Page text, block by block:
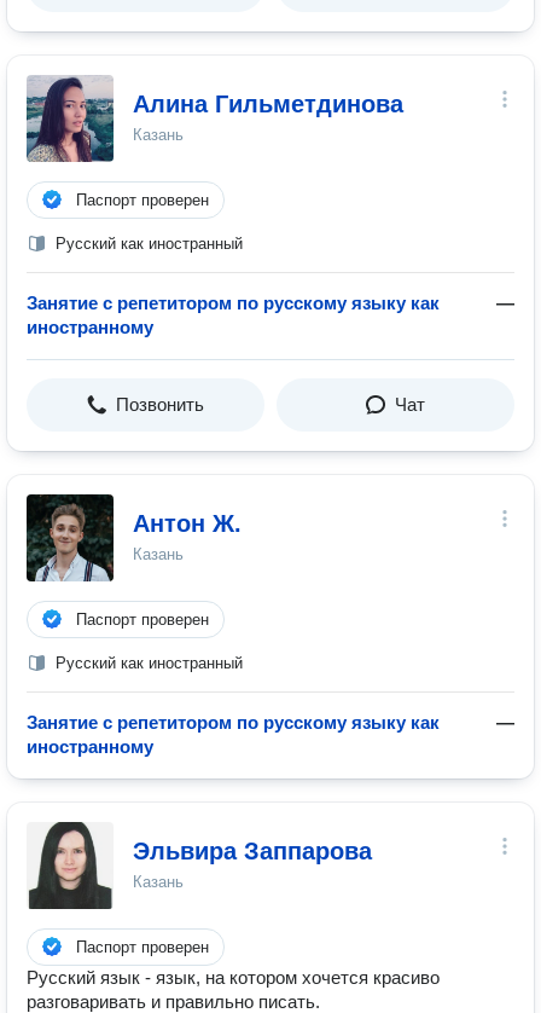
Алина Гильметдинова
Казань
Паспорт проверен
Русский как иностранный
Занятие с репетитором по русскому языку как
иностранному
—
Позвонить Чат
Антон Ж.
Казань
Паспорт проверен
Русский как иностранный
Занятие с репетитором по русскому языку как
иностранному
—
Эльвира Заппарова
Казань
Паспорт проверен
Русский язык - язык, на котором хочется красиво
разговаривать и правильно писать.